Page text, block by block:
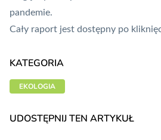
pandemie.
Cały raport jest dostępny po
KATEGORIA
EKOLOGIA
UDOSTĘPNIJ TEN ARTYKUŁ